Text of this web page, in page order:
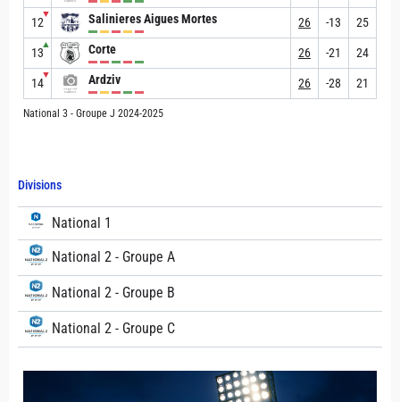
Divisions
National 1
National 2 - Groupe A
National 2 - Groupe B
National 2 - Groupe C
12
▼ Salinieres Aigues Mortes 26 -13 25
13
▲ Corte 26 -21 24
14
▼ Ardziv 26 -28 21
National 3 - Groupe J 2024-2025